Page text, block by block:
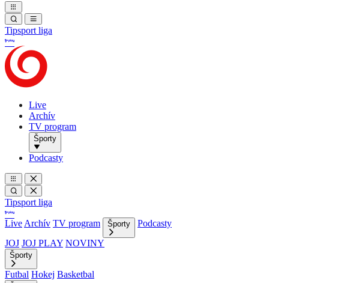
Tipsport liga
Live
Archív
TV program
Športy
Podcasty
Tipsport liga
Live Archív TV program Športy
Podcasty
JOJ JOJ PLAY NOVINY
Športy
Futbal Hokej Basketbal